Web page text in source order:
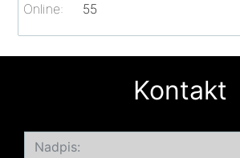
Online: 55
Kontakt